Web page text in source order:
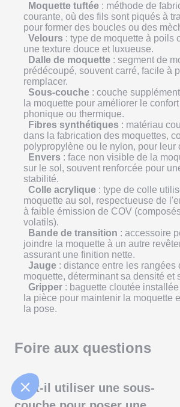
Moquette tuftée : méthode de
courante, où des fils sont piqués à
pour former des boucles ou des
Velours : type de moquette à poils
une texture douce et luxueuse.
Dalle de moquette : segment de
prédécoupé, souvent carré, facile à
remplacer.
Sous-couche : couche
la moquette pour améliorer le
phonique ou thermique.
Fibres synthétiques : matériau
dans la fabrication des moquettes,
polypropylène ou le nylon, pour leur
Envers : face non visible de la
sur le sol, souvent renforcée pour
stabilité.
Colle acrylique : type de colle
moquette au sol, respectueuse de
à faible émission de COV
volatils).
Bande de transition : accessoire
joindre la moquette à un autre
assurant une finition nette.
Jauge : distance entre les rangées
moquette, déterminant sa densité et
Gripper : baguette cloutée
la pièce pour maintenir la moquette
la pose.
Foire aux questions
Faut-il utiliser une sous-